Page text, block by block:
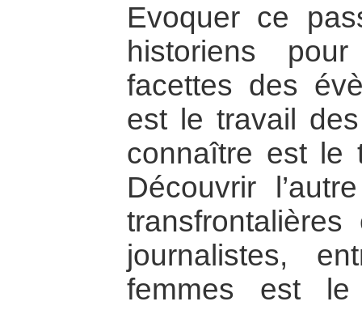
Evoquer ce
historiens
facettes des
est le travail
connaître est le
Découvrir
journalistes,
femmes est